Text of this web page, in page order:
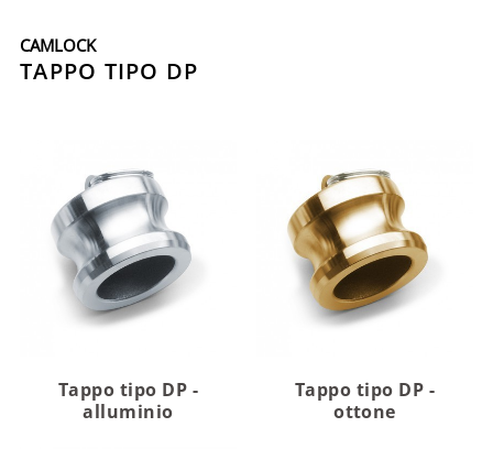
CAMLOCK
TAPPO TIPO DP
Tappo tipo DP -
alluminio
Tappo tipo DP -
ottone